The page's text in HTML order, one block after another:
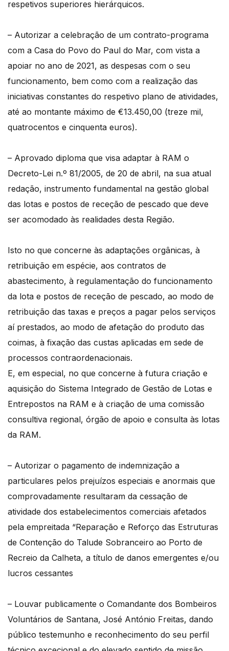
respetivos superiores hierárquicos.
– Autorizar a celebração de um contrato-programa
com a Casa do Povo do Paul do Mar, com vista a
apoiar no ano de 2021, as despesas com o seu
funcionamento, bem como com a realização das
iniciativas constantes do respetivo plano de atividades,
até ao montante máximo de €13.450,00 (treze mil,
quatrocentos e cinquenta euros).
– Aprovado diploma que visa adaptar à RAM o
Decreto-Lei n.º 81/2005, de 20 de abril, na sua atual
redação, instrumento fundamental na gestão global
das lotas e postos de receção de pescado que deve
ser acomodado às realidades desta Região.
Isto no que concerne às adaptações orgânicas, à
retribuição em espécie, aos contratos de
abastecimento, à regulamentação do funcionamento
da lota e postos de receção de pescado, ao modo de
retribuição das taxas e preços a pagar pelos serviços
aí prestados, ao modo de afetação do produto das
coimas, à fixação das custas aplicadas em sede de
processos contraordenacionais.
E, em especial, no que concerne à futura criação e
aquisição do Sistema Integrado de Gestão de Lotas e
Entrepostos na RAM e à criação de uma comissão
consultiva regional, órgão de apoio e consulta às lotas
da RAM.
– Autorizar o pagamento de indemnização a
particulares pelos prejuízos especiais e anormais que
comprovadamente resultaram da cessação de
atividade dos estabelecimentos comerciais afetados
pela empreitada “Reparação e Reforço das Estruturas
de Contenção do Talude Sobranceiro ao Porto de
Recreio da Calheta, a título de danos emergentes e/ou
lucros cessantes
– Louvar publicamente o Comandante dos Bombeiros
Voluntários de Santana, José António Freitas, dando
público testemunho e reconhecimento do seu perfil